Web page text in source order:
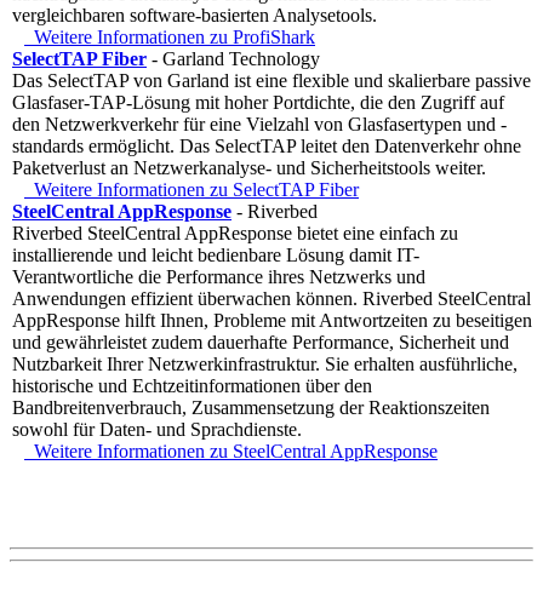
vergleichbaren software-basierten Analysetools.
Weitere Informationen zu ProfiShark
SelectTAP Fiber - Garland Technology
Das SelectTAP von Garland ist eine flexible und skalierbare passive
Glasfaser-TAP-Lösung mit hoher Portdichte, die den Zugriff auf
den Netzwerkverkehr für eine Vielzahl von Glasfasertypen und -
standards ermöglicht. Das SelectTAP leitet den Datenverkehr ohne
Paketverlust an Netzwerkanalyse- und Sicherheitstools weiter.
Weitere Informationen zu SelectTAP Fiber
SteelCentral AppResponse - Riverbed
Riverbed SteelCentral AppResponse bietet eine einfach zu
installierende und leicht bedienbare Lösung damit IT-
Verantwortliche die Performance ihres Netzwerks und
Anwendungen effizient überwachen können. Riverbed SteelCentral
AppResponse hilft Ihnen, Probleme mit Antwortzeiten zu beseitigen
und gewährleistet zudem dauerhafte Performance, Sicherheit und
Nutzbarkeit Ihrer Netzwerkinfrastruktur. Sie erhalten ausführliche,
historische und Echtzeitinformationen über den
Bandbreitenverbrauch, Zusammensetzung der Reaktionszeiten
sowohl für Daten- und Sprachdienste.
Weitere Informationen zu SteelCentral AppResponse